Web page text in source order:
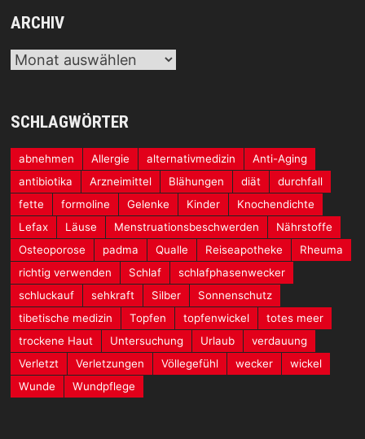
ARCHIV
Archiv
SCHLAGWÖRTER
abnehmen Allergie alternativmedizin
Anti-Aging
antibiotika
Arzneimittel Blähungen diät
durchfall
fette
formoline Gelenke Kinder
Knochendichte
Lefax
Läuse Menstruationsbeschwerden
Nährstoffe
Osteoporose
padma Qualle Reiseapotheke
Rheuma
richtig verwenden
Schlaf
schlafphasenwecker
schluckauf
sehkraft Silber
Sonnenschutz
tibetische medizin
Topfen topfenwickel
totes meer
trockene Haut
Untersuchung Urlaub
verdauung
Verletzt
Verletzungen Völlegefühl wecker
wickel
Wunde
Wundpflege